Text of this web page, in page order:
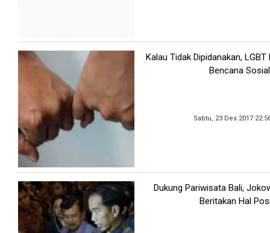
Kalau Tidak Dipidanakan,
Bencana Sosial
Sabtu, 23 Des 2017
Dukung Pariwisata Bali,
Beritakan Hal